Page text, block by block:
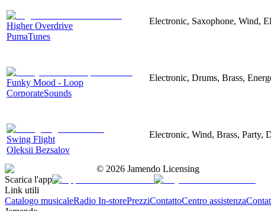
Higher Overdrive
PumaTunes
Electronic, Saxophone, Wind,
Funky Mood - Loop
CorporateSounds
Electronic, Drums, Brass,
Swing Flight
Oleksii Bezsalov
Electronic, Wind, Brass, Party,
© 2026 Jamendo Licensing
Scarica l'app
Link utili
Catalogo musicaleRadio In-storePrezziContattoCentro assistenza